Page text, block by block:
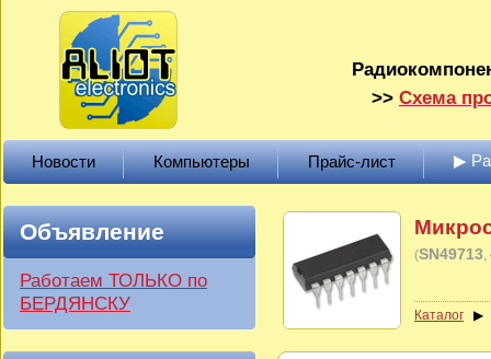
>> Схема
Новости Компьютеры Прайс-лист ▶
Объявление
Работаем ТОЛЬКО по
БЕРДЯНСКУ
(SN49713
Каталог